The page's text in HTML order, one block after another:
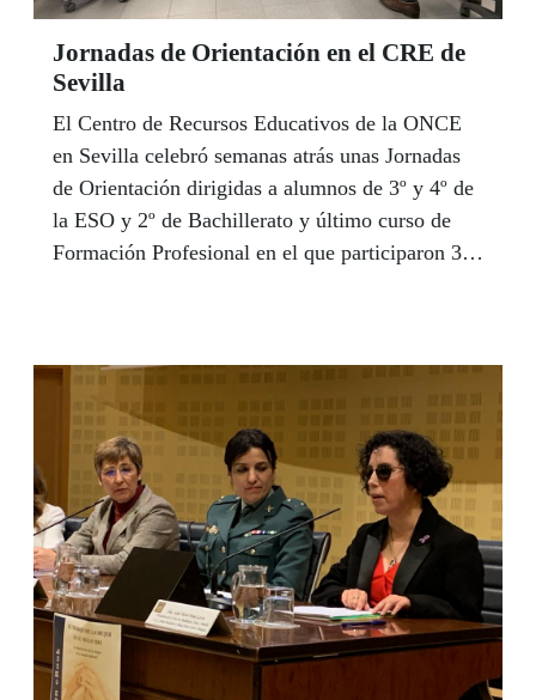
Jornadas de Orientación en el CRE de
Sevilla
El Centro de Recursos Educativos de la ONCE
en Sevilla celebró semanas atrás unas Jornadas
de Orientación dirigidas a alumnos de 3º y 4º de
la ESO y 2º de Bachillerato y último curso de
Formación Profesional en el que participaron 38
el alumnado con discapacidad visual. En las
jornadas participaron profesionales educativos de
la ONCE y la Junta de Andalucía, de la Escuela
de Fisioterapia de la ONCE y de la Universidad
'Pablo de Olavide' de Sevilla.